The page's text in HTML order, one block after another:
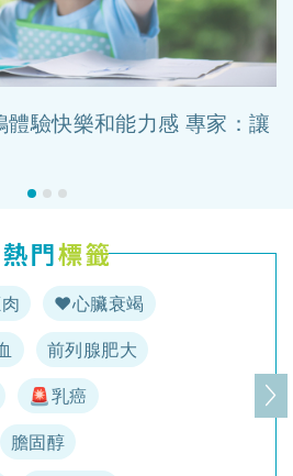
驗快樂和能力感 專家：讓
♥️心臟衰竭
前列腺肥大
🚨乳癌
膽固醇
下